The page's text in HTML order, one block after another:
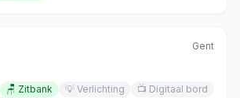
Gent
🪑 Zitbank 💡 Verlichting 📺 Digitaal bord